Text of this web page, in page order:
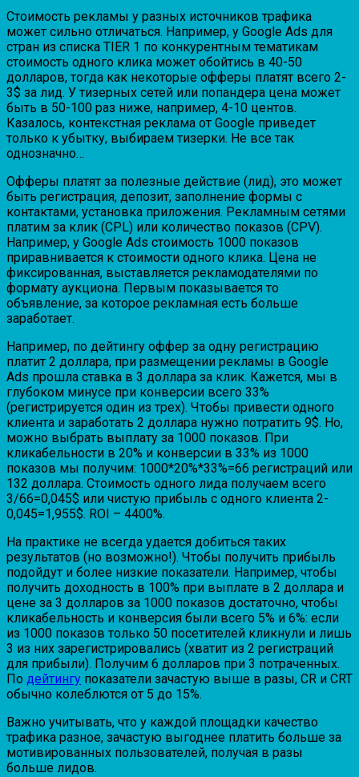
Стоимость рекламы у разных источников трафика
может сильно отличаться. Например, у Google Ads для
стран из списка TIER 1 по конкурентным тематикам
стоимость одного клика может обойтись в 40-50
долларов, тогда как некоторые офферы платят всего 2-
3$ за лид. У тизерных сетей или попандера цена может
быть в 50-100 раз ниже, например, 4-10 центов.
Казалось, контекстная реклама от Google приведет
только к убытку, выбираем тизерки. Не все так
однозначно…
Офферы платят за полезные действие (лид), это может
быть регистрация, депозит, заполнение формы с
контактами, установка приложения. Рекламным сетями
платим за клик (CPL) или количество показов (CPV).
Например, у Google Ads стоимость 1000 показов
приравнивается к стоимости одного клика. Цена не
фиксированная, выставляется рекламодателями по
формату аукциона. Первым показывается то
объявление, за которое рекламная есть больше
заработает.
Например, по дейтингу оффер за одну регистрацию
платит 2 доллара, при размещении рекламы в Google
Ads прошла ставка в 3 доллара за клик. Кажется, мы в
глубоком минусе при конверсии всего 33%
(регистрируется один из трех). Чтобы привести одного
клиента и заработать 2 доллара нужно потратить 9$. Но,
можно выбрать выплату за 1000 показов. При
кликабельности в 20% и конверсии в 33% из 1000
показов мы получим: 1000*20%*33%=66 регистраций или
132 доллара. Стоимость одного лида получаем всего
3/66=0,045$ или чистую прибыль с одного клиента 2-
0,045=1,955$. ROI – 4400%.
На практике не всегда удается добиться таких
результатов (но возможно!). Чтобы получить прибыль
подойдут и более низкие показатели. Например, чтобы
получить доходность в 100% при выплате в 2 доллара и
цене за 3 долларов за 1000 показов достаточно, чтобы
кликабельность и конверсия были всего 5% и 6%: если
из 1000 показов только 50 посетителей кликнули и лишь
3 из них зарегистрировались (хватит из 2 регистраций
для прибыли). Получим 6 долларов при 3 потраченных.
По дейтингу показатели зачастую выше в разы, CR и CRT
обычно колеблются от 5 до 15%.
Важно учитывать, что у каждой площадки качество
трафика разное, зачастую выгоднее платить больше за
мотивированных пользователей, получая в разы
больше лидов.